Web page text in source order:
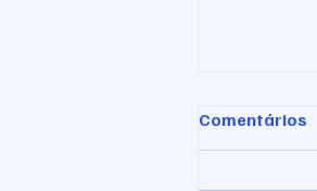
Comentários